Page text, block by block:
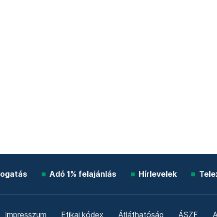
Adó 1% felajánlás Hírlevelek
Impresszum Etikai kódex Átláthatóság ÁSZF